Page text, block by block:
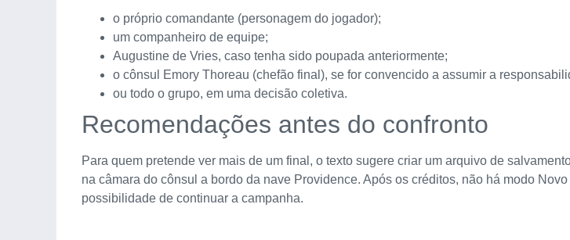
o próprio comandante (personagem do jogador);
um companheiro de equipe;
Augustine de Vries, caso tenha sido poupada anteriormente;
o cônsul Emory Thoreau (chefão final), se for convencido a assumir a
ou todo o grupo, em uma decisão coletiva.
Recomendações antes do confronto
Para quem pretende ver mais de um final, o texto sugere criar um arquivo de
na câmara do cônsul a bordo da nave Providence. Após os créditos, não há modo
possibilidade de continuar a campanha.